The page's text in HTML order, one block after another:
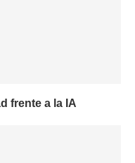
frente a la IA